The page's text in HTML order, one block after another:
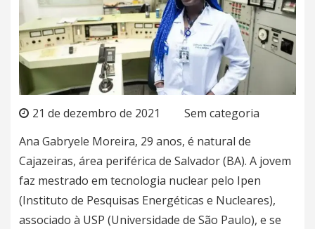
21 de dezembro de 2021
Sem categoria
Ana Gabryele Moreira, 29 anos, é natural de
Cajazeiras, área periférica de Salvador (BA). A jovem
faz mestrado em tecnologia nuclear pelo Ipen
(Instituto de Pesquisas Energéticas e Nucleares),
associado à USP (Universidade de São Paulo), e se